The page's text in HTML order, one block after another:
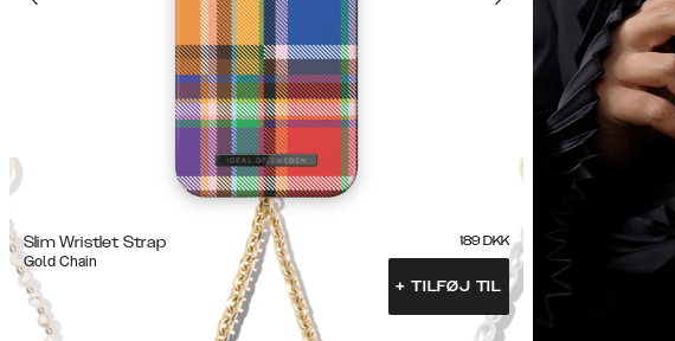
Slim Wristlet Strap
Gold Chain
189 DKK
+ TILFØJ TIL